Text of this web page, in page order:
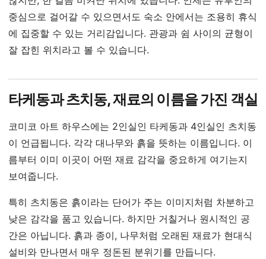
중심으로 걸어갈 수 있으면서도 숙소 안에서는 조용히 휴식
에 집중할 수 있는 거리감입니다. 관광과 쉼 사이의 균형이
잘 잡힌 위치라고 볼 수 있습니다.
타케동과 츠치동, 재료의 이름을 가진 객실
코미코 아트 하우스에는 2인실인 타케동과 4인실인 츠치동
이 언급됩니다. 각각 대나무와 흙을 뜻하는 이름입니다. 이
름부터 이미 이곳이 어떤 재료 감각을 중요하게 여기는지
보여줍니다.
특히 츠치동은 흙이라는 단어가 주는 이미지처럼 차분하고
낮은 감각을 품고 있습니다. 하지만 거칠거나 원시적인 공
간은 아닙니다. 흙과 종이, 나무처럼 오래된 재료가 현대식
설비와 만나면서 매우 정돈된 분위기를 만듭니다.